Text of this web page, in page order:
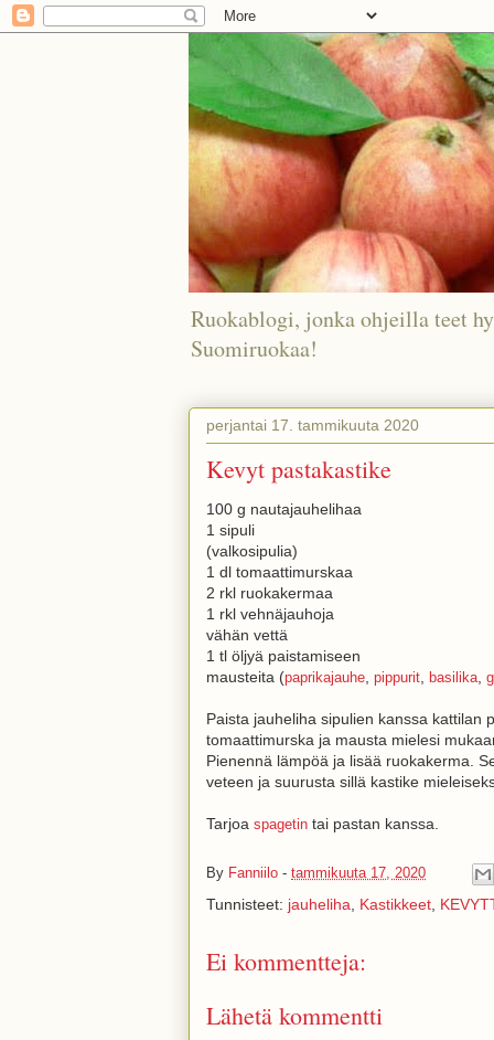
Ruokablogi, jonka ohjeilla teet
Suomiruokaa!
perjantai 17. tammikuuta 2020
Kevyt pastakastike
100 g nautajauhelihaa
1 sipuli
(valkosipulia)
1 dl tomaattimurskaa
2 rkl ruokakermaa
1 rkl vehnäjauhoja
vähän vettä
1 tl öljyä paistamiseen
mausteita (paprikajauhe pippurit basilika
Paista jauheliha sipulien kanssa kattilan
tomaattimurska ja mausta mielesi
Pienennä lämpöä ja lisää ruokakerma.
veteen ja suurusta sillä kastike
Tarjoa spagetin tai pastan kanssa.
By Fanniilo - tammikuuta 17, 2020
Tunnisteet: jauheliha Kastikkeet
Ei kommentteja:
Lähetä kommentti